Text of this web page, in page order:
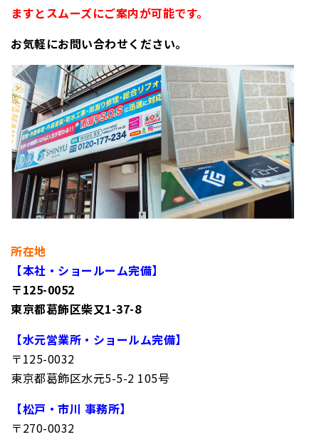
ますとスムーズにご案内が可能です。
お気軽にお問い合わせください。
所在地
【本社・ショールーム完備】
〒125-0052
東京都葛飾区柴又1-37-8
【水元営業所・ショールム完備】
〒125-0032
東京都葛飾区水元5-5-2 105号
【松戸・市川 事務所】
〒270-0032